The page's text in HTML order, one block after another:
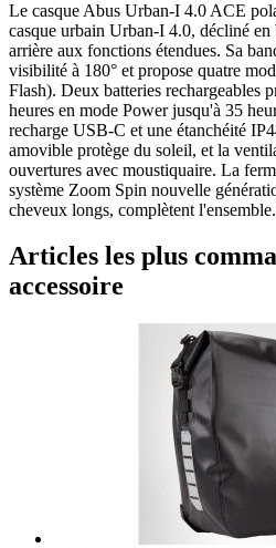
Le casque Abus Urban-I 4.0 ACE
casque urbain Urban-I 4.0, décliné
arrière aux fonctions étendues. Sa
visibilité à 180° et propose quatre
Flash). Deux batteries rechargeables
heures en mode Power jusqu'à 35
recharge USB-C et une étanchéité
amovible protège du soleil, et la
ouvertures avec moustiquaire. La
système Zoom Spin nouvelle
cheveux longs, complètent
Articles les plus
accessoire